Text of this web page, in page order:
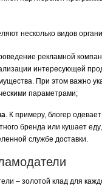
несколько видов
рекламной
интересующей
При этом важно
параметрами;
. К примеру, блогер
бренда или кушает
службе доставки.
– золотой клад для